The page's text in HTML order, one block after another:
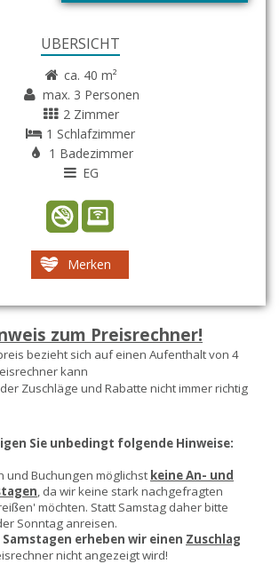
ÜBERSICHT
ca. 40 m²
max. 3 Personen
2 Zimmer
1 Schlafzimmer
1 Badezimmer
EG
Merken
zum Preisrechner!
bezieht sich auf einen Aufenthalt von 4
kann
Zuschläge und Rabatte nicht immer richtig
Sie unbedingt folgende Hinweise:
und Buchungen möglichst keine An- und
, da wir keine stark nachgefragten
möchten. Statt Samstag daher bitte
Sonntag anreisen.
Samstagen erheben wir einen Zuschlag
nicht angezeigt wird!